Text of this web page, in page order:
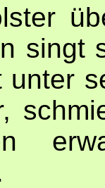
singt
unter